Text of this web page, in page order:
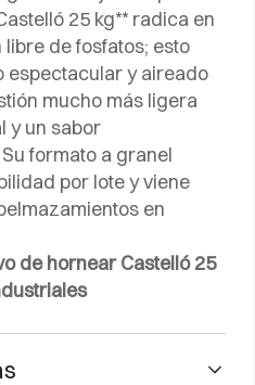
25 kg** radica en
de fosfatos; esto
espectacular y aireado
mucho más ligera
y un sabor
formato a granel
por lote y viene
en
de hornear Castelló 25